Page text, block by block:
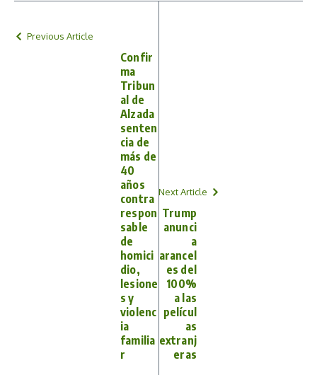
Previous Article
Confir
ma
Tribun
al de
Alzada
senten
cia de
más de
40
años
contra
respon
sable
de
homici
dio,
lesione
s y
violenc
ia
familia
r
Next Article
Trump
anunci
a
arancel
es del
100%
a las
películ
as
extranj
eras